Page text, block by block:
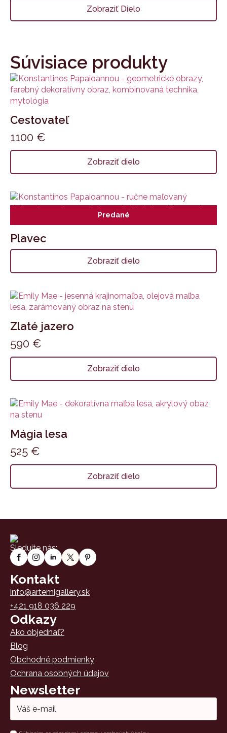
Zobraziť Dielo
Súvisiace produkty
Cestovateľ
1100 €
Zobraziť dielo
Predané
Plavec
Zobraziť dielo
Zlaté jazero
590 €
Zobraziť dielo
Mágia lesa
525 €
Zobraziť dielo
Sledujte nás:
Kontakt
info@artemigallery.sk
+421 918 036 229
Odkazy
Ako objednať?
Blog
Obchodné podmienky
Ochrana osobných údajov
Newsletter
Email